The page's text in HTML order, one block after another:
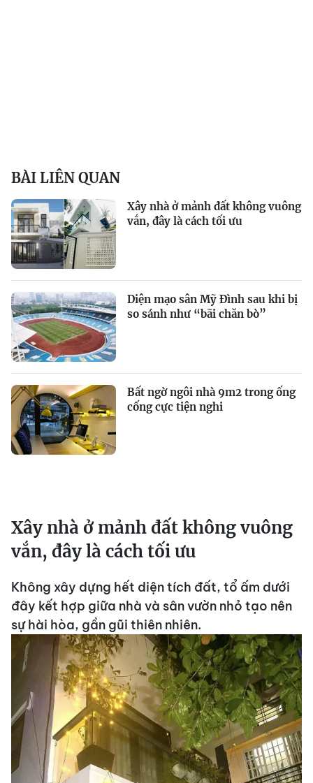
BÀI LIÊN QUAN
Xây nhà ở mảnh đất không vuông
vắn, đây là cách tối ưu
Diện mạo sân Mỹ Đình sau khi bị
so sánh như “bãi chăn bò”
Bất ngờ ngôi nhà 9m2 trong ống
cống cực tiện nghi
Xây nhà ở mảnh đất không vuông
vắn, đây là cách tối ưu
Không xây dựng hết diện tích đất, tổ ấm dưới
đây kết hợp giữa nhà và sân vườn nhỏ tạo nên
sự hài hòa, gần gũi thiên nhiên.